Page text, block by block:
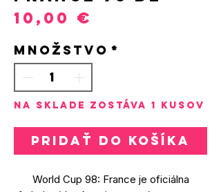
10,00 €
Množstvo *
Na sklade zostáva 1 kusov
Pridať do košíka
World Cup 98: France je oficiálna